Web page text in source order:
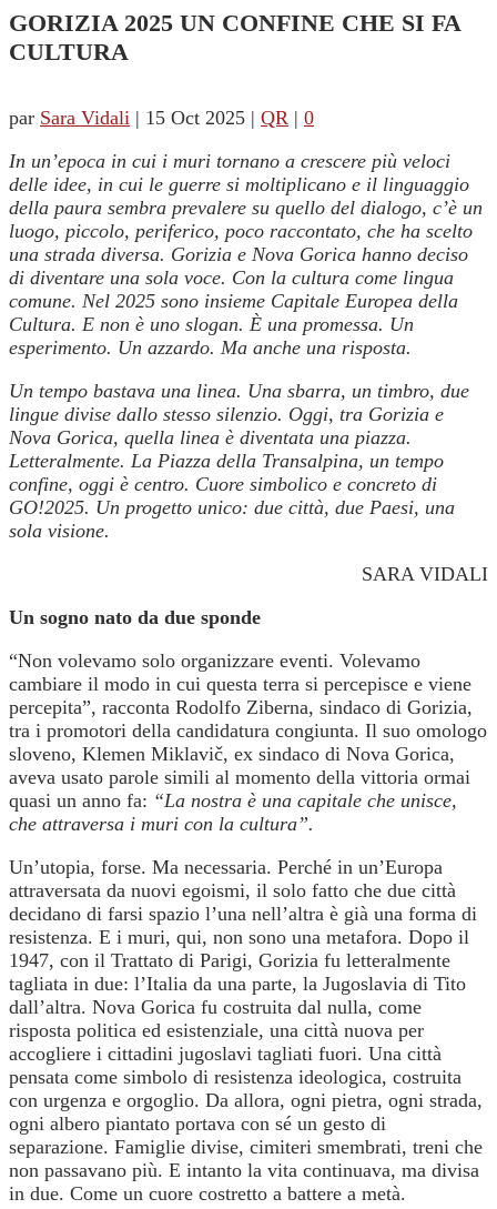
GORIZIA 2025 UN CONFINE CHE SI FA
CULTURA
par Sara Vidali | 15 Oct 2025 | QR | 0
In un’epoca in cui i muri tornano a crescere più veloci
delle idee, in cui le guerre si moltiplicano e il linguaggio
della paura sembra prevalere su quello del dialogo, c’è un
luogo, piccolo, periferico, poco raccontato, che ha scelto
una strada diversa. Gorizia e Nova Gorica hanno deciso
di diventare una sola voce. Con la cultura come lingua
comune. Nel 2025 sono insieme Capitale Europea della
Cultura. E non è uno slogan. È una promessa. Un
esperimento. Un azzardo. Ma anche una risposta.
Un tempo bastava una linea. Una sbarra, un timbro, due
lingue divise dallo stesso silenzio. Oggi, tra Gorizia e
Nova Gorica, quella linea è diventata una piazza.
Letteralmente. La Piazza della Transalpina, un tempo
confine, oggi è centro. Cuore simbolico e concreto di
GO!2025. Un progetto unico: due città, due Paesi, una
sola visione.
SARA VIDALI
Un sogno nato da due sponde
“Non volevamo solo organizzare eventi. Volevamo
cambiare il modo in cui questa terra si percepisce e viene
percepita”, racconta Rodolfo Ziberna, sindaco di Gorizia,
tra i promotori della candidatura congiunta. Il suo omologo
sloveno, Klemen Miklavič, ex sindaco di Nova Gorica,
aveva usato parole simili al momento della vittoria ormai
quasi un anno fa: “La nostra è una capitale che unisce,
che attraversa i muri con la cultura”.
Un’utopia, forse. Ma necessaria. Perché in un’Europa
attraversata da nuovi egoismi, il solo fatto che due città
decidano di farsi spazio l’una nell’altra è già una forma di
resistenza. E i muri, qui, non sono una metafora. Dopo il
1947, con il Trattato di Parigi, Gorizia fu letteralmente
tagliata in due: l’Italia da una parte, la Jugoslavia di Tito
dall’altra. Nova Gorica fu costruita dal nulla, come
risposta politica ed esistenziale, una città nuova per
accogliere i cittadini jugoslavi tagliati fuori. Una città
pensata come simbolo di resistenza ideologica, costruita
con urgenza e orgoglio. Da allora, ogni pietra, ogni strada,
ogni albero piantato portava con sé un gesto di
separazione. Famiglie divise, cimiteri smembrati, treni che
non passavano più. E intanto la vita continuava, ma divisa
in due. Come un cuore costretto a battere a metà.